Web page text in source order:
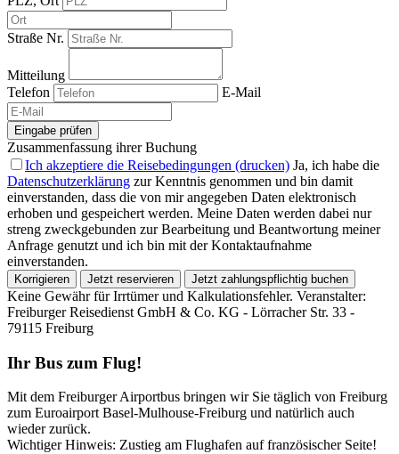
Straße Nr.
Mitteilung
Telefon
E-Mail
Eingabe prüfen
Zusammenfassung ihrer Buchung
Ich akzeptiere die Reisebedingungen (drucken) Ja, ich habe die
Datenschutzerklärung zur Kenntnis genommen und bin damit
einverstanden, dass die von mir angegeben Daten elektronisch
erhoben und gespeichert werden. Meine Daten werden dabei nur
streng zweckgebunden zur Bearbeitung und Beantwortung meiner
Anfrage genutzt und ich bin mit der Kontaktaufnahme
einverstanden.
Korrigieren Jetzt reservieren Jetzt zahlungspflichtig buchen
Keine Gewähr für Irrtümer und Kalkulationsfehler. Veranstalter:
Freiburger Reisedienst GmbH & Co. KG - Lörracher Str. 33 -
79115 Freiburg
Ihr Bus zum Flug!
Mit dem Freiburger Airportbus bringen wir Sie täglich von Freiburg
zum Euroairport Basel-Mulhouse-Freiburg und natürlich auch
wieder zurück.
Wichtiger Hinweis: Zustieg am Flughafen auf französischer Seite!